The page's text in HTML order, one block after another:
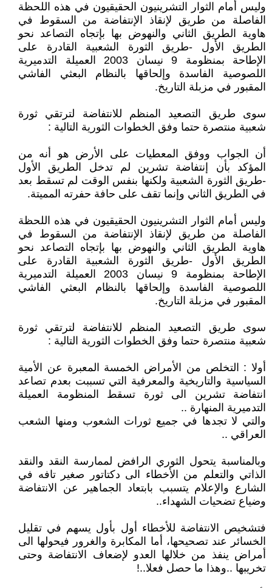
‏‎وليس أمام الثوار التشرينيون الحقيقيون في هذه اللحظة
الفاصلة من طريق لإنقاذ الإنتفاضة من السقوط في
هاوية الطريق الثاني والنهوض بها بإتجاه التصاعد نحو
الطريق الأول -طريق الثورة الشعبية القادرة على
الإطاحة بمنظومة 9 نيسان 2003 العميلة التدميرية
اللصوصية الفاسدة وإلحاقها بالنظام البعثي الفاشي
المقبور في مزبلة التاريخ.
سوى ‎طريق التصعيد المنظم للانتفاضة لترتقي ثورة
شعبية منتصرة حتما وفق الخطوات الثورية التالية :
أن الجواب ووفق المعطيات على الأرض هو أنه من
المؤكد بأن إنتفاضة تشرين لم تدخل الطريق الأول
-طريق الثورة الشعبية ولكنها بنفس الوقت لم تسقط بعد
في الطريق الثاني وإنما تقف على حافة حفرته المميتة.
‏‎وليس أمام الثوار التشرينيون الحقيقيون في هذه اللحظة
الفاصلة من طريق لإنقاذ الإنتفاضة من السقوط في
هاوية الطريق الثاني والنهوض بها بإتجاه التصاعد نحو
الطريق الأول -طريق الثورة الشعبية القادرة على
الإطاحة بمنظومة 9 نيسان 2003 العميلة التدميرية
اللصوصية الفاسدة وإلحاقها بالنظام البعثي الفاشي
المقبور في مزبلة التاريخ.
سوى ‎طريق التصعيد المنظم للانتفاضة لترتقي ثورة
شعبية منتصرة حتما وفق الخطوات الثورية التالية :
أولا : التخلص من الأمراض الخمسة المعبرة عن الأمية
السياسية والتاريخية والمعرفية التي تسببت بعدم تصاعد
انتفاضة تشرين الى ثورة تسقط المنظومة العميلة
التدميرية المنهارة ..
والتي لا تجدها في جميع ثورات الشعوب ومنها الشعب
العراقي ..
وبالمناسبة يتحول الثوري الرافض لممارسة النقد والنقد
الذاتي والتعلم من الأخطاء الى دكتاتور صغير تافه في
الشارع والإعلام يتسبب بابتعاد الجماهير عن الانتفاضة
وضياع تضحيات الشهداء..
فتشخيص الانتفاضة للأخطاء أول بأول يسهم في تقليل
الخسائر عند تصحيحها، أما المكابرة والغرور فيحولها الى
أمراض ينفذ من خلالها العدو لإضعاف الانتفاضة وحتى
تخريبها ..وهذا ما حصل فعلا..!